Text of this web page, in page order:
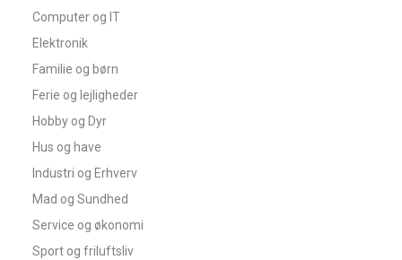
Computer og IT
Elektronik
Familie og børn
Ferie og lejligheder
Hobby og Dyr
Hus og have
Industri og Erhverv
Mad og Sundhed
Service og økonomi
Sport og friluftsliv